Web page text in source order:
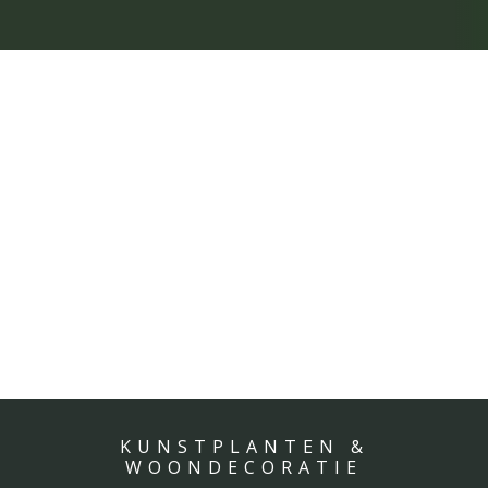
KUNSTPLANTEN &
WOONDECORATIE